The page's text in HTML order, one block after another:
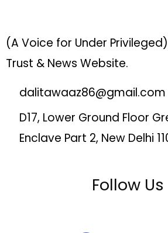
(A Voice for Under Privileged)
Trust & News Website.
dalitawaaz86@gmail.com
D17, Lower Ground Floor
Enclave Part 2, New Delhi
Follow Us